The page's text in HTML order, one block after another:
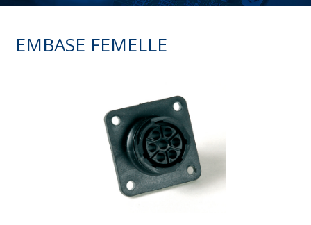
EMBASE FEMELLE